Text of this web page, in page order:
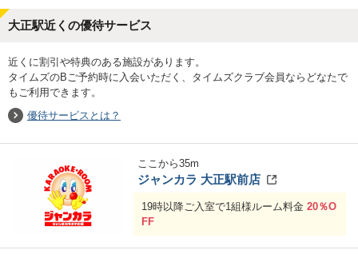
大正駅近くの優待サービス
近くに割引や特典のある施設があります。
タイムズのBご予約時に入会いただく、タイムズクラブ会員ならどなたで
もご利用できます。
優待サービスとは？
ここから35m
ジャンカラ 大正駅前店
19時以降ご入室で1組様ルーム料金 20％O
FF